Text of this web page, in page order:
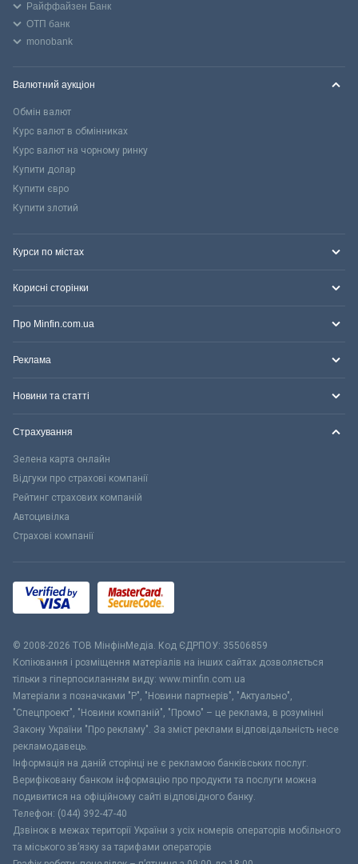
Райффайзен Банк
ОТП банк
monobank
Валютний аукціон
Обмін валют
Курс валют в обмінниках
Курс валют на чорному ринку
Купити долар
Купити євро
Купити злотий
Курси по містах
Корисні сторінки
Про Minfin.com.ua
Реклама
Новини та статті
Страхування
Зелена карта онлайн
Відгуки про страхові компанії
Рейтинг страхових компаній
Автоцивілка
Страхові компанії
© 2008-2026 ТОВ МiнфiнМедiа. Код ЄДРПОУ: 35506859
Копіювання і розміщення матеріалів на інших сайтах дозволяється
тільки з гіперпосиланням виду: www.minfin.com.ua
Матеріали з позначками "Р", "Новини партнерів", "Актуально",
"Спецпроект", "Новини компаній", "Промо" – це реклама, в розумінні
Закону України "Про рекламу". За зміст реклами відповідальність несе
рекламодавець.
Інформація на даній сторінці не є рекламою банківських послуг.
Верифіковану банком інформацію про продукти та послуги можна
подивитися на офіційному сайті відповідного банку.
Телефон: (044) 392-47-40
Дзвінок в межах території України з усіх номерів операторів мобільного
та міського зв’язку за тарифами операторів